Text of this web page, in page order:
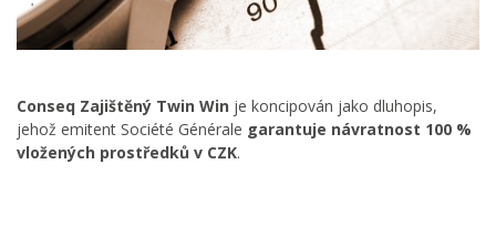
Conseq Zajištěný Twin Win je koncipován jako dluhopis,
jehož emitent Société Générale garantuje návratnost 100 %
vložených prostředků v CZK.